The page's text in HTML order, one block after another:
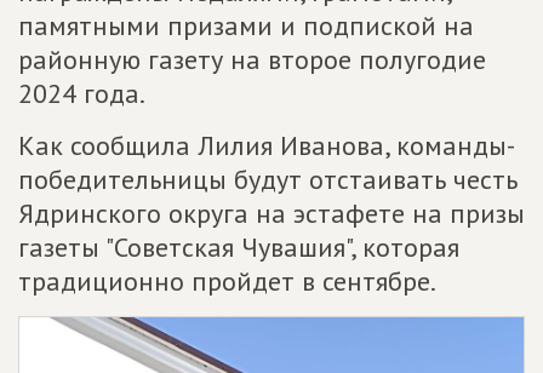
памятными призами и подпиской на
районную газету на второе полугодие
2024 года.
Как сообщила Лилия Иванова, команды-
победительницы будут отстаивать честь
Ядринского округа на эстафете на призы
газеты "Советская Чувашия", которая
традиционно пройдет в сентябре.